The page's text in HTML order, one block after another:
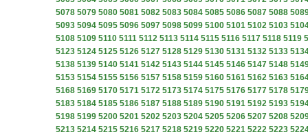
5078 5079 5080 5081 5082 5083 5084 5085 5086 5087 5088
5093 5094 5095 5096 5097 5098 5099 5100 5101 5102 5103
5108 5109 5110 5111 5112 5113 5114 5115 5116 5117 5118 5119
5123 5124 5125 5126 5127 5128 5129 5130 5131 5132 5133
5138 5139 5140 5141 5142 5143 5144 5145 5146 5147 5148
5153 5154 5155 5156 5157 5158 5159 5160 5161 5162 5163
5168 5169 5170 5171 5172 5173 5174 5175 5176 5177 5178
5183 5184 5185 5186 5187 5188 5189 5190 5191 5192 5193
5198 5199 5200 5201 5202 5203 5204 5205 5206 5207 5208
5213 5214 5215 5216 5217 5218 5219 5220 5221 5222 5223